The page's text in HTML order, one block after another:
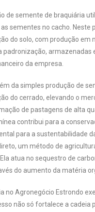
de semente de braquiária
sementes no cacho. Neste
do solo, com produção em
armazenadas
da empresa.
da simples produção de
do cerrado, elevando o
de pastagens de alta
contribui para a
para a sustentabilidade
um método de
atua no sequestro de
do aumento da matéria
no Agronegócio Estrondo
não só fortalece a